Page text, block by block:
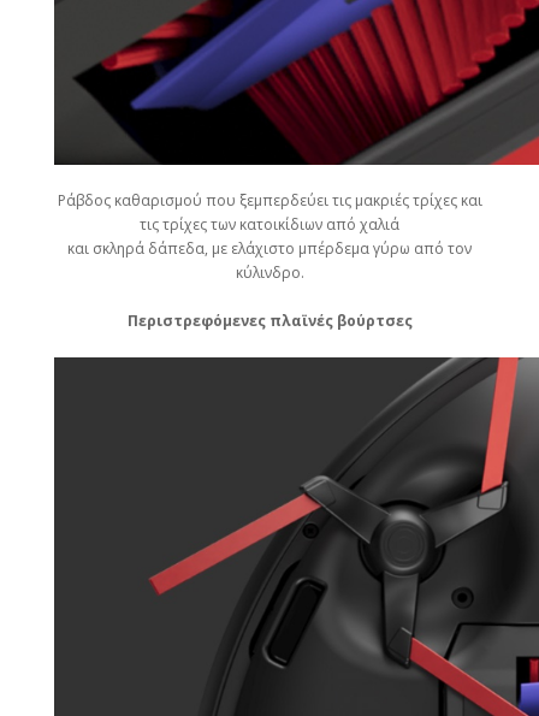
Ράβδος καθαρισμού που ξεμπερδεύει τις μακριές τρίχες και
τις τρίχες των κατοικίδιων από χαλιά
και σκληρά δάπεδα, με ελάχιστο μπέρδεμα γύρω από τον
κύλινδρο.
Περιστρεφόμενες πλαϊνές βούρτσες